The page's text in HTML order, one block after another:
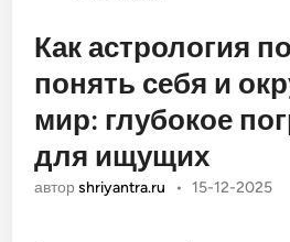
Как астрология
понять себя и
мир: глубокое
для ищущих
авторshriyantra.ru • 15-12-2025